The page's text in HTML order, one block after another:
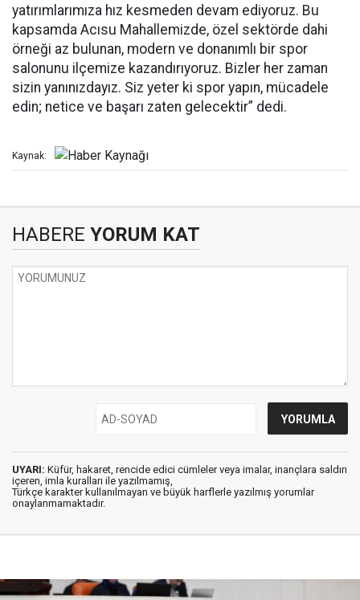
yatırımlarımıza hız kesmeden devam ediyoruz. Bu
kapsamda Acısu Mahallemizde, özel sektörde dahi
örneği az bulunan, modern ve donanımlı bir spor
salonunu ilçemize kazandırıyoruz. Bizler her zaman
sizin yanınızdayız. Siz yeter ki spor yapın, mücadele
edin; netice ve başarı zaten gelecektir” dedi.
Kaynak:
HABERE YORUM KAT
UYARI: Küfür, hakaret, rencide edici cümleler veya imalar, inançlara saldırı
içeren, imla kuralları ile yazılmamış,
Türkçe karakter kullanılmayan ve büyük harflerle yazılmış yorumlar
onaylanmamaktadır.